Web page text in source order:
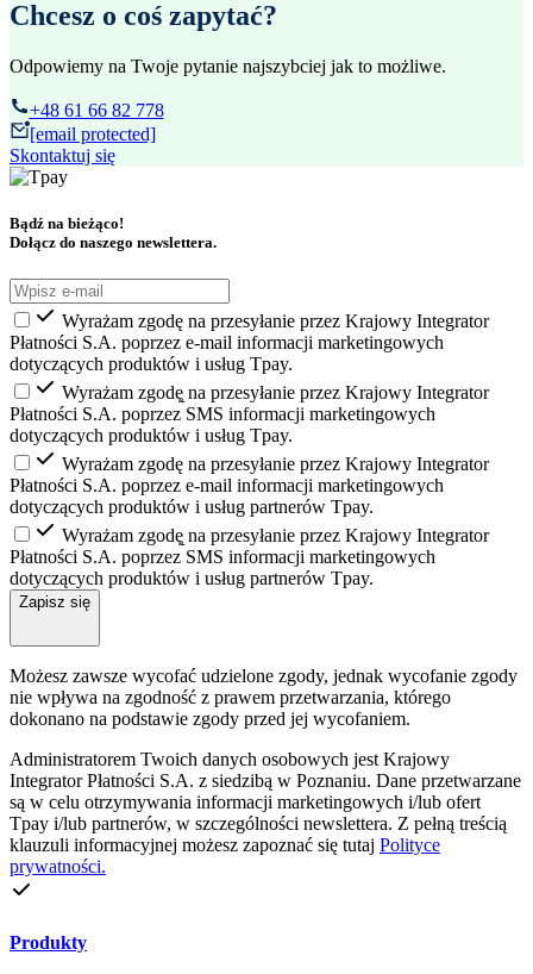
Chcesz o coś zapytać?
Odpowiemy na Twoje pytanie najszybciej jak to możliwe.
+48 61 66 82 778
[email protected]
Skontaktuj się
Bądź na bieżąco!
Dołącz do naszego newslettera.
Wyrażam zgodę na przesyłanie przez Krajowy Integrator
Płatności S.A. poprzez e-mail informacji marketingowych
dotyczących produktów i usług Tpay.
Wyrażam zgodę̨ na przesyłanie przez Krajowy Integrator
Płatności S.A. poprzez SMS informacji marketingowych
dotyczących produktów i usług Tpay.
Wyrażam zgodę na przesyłanie przez Krajowy Integrator
Płatności S.A. poprzez e-mail informacji marketingowych
dotyczących produktów i usług partnerów Tpay.
Wyrażam zgodę̨ na przesyłanie przez Krajowy Integrator
Płatności S.A. poprzez SMS informacji marketingowych
dotyczących produktów i usług partnerów Tpay.
Zapisz się
Możesz zawsze wycofać udzielone zgody, jednak wycofanie zgody
nie wpływa na zgodność z prawem przetwarzania, którego
dokonano na podstawie zgody przed jej wycofaniem.
Administratorem Twoich danych osobowych jest Krajowy
Integrator Płatności S.A. z siedzibą w Poznaniu. Dane przetwarzane
są w celu otrzymywania informacji marketingowych i/lub ofert
Tpay i/lub partnerów, w szczególności newslettera. Z pełną treścią
klauzuli informacyjnej możesz zapoznać się tutaj Polityce
prywatności.
Produkty